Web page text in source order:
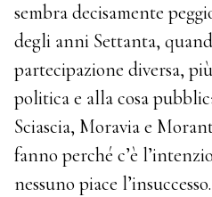
sembra decisamente
degli anni Settanta,
partecipazione diversa,
politica e alla cosa
Sciascia, Moravia e
fanno perché c’è
nessuno piace